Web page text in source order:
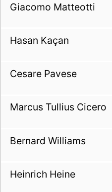
Giacomo Matteotti
Hasan Kaçan
Cesare Pavese
Marcus Tullius Cicero
Bernard Williams
Heinrich Heine